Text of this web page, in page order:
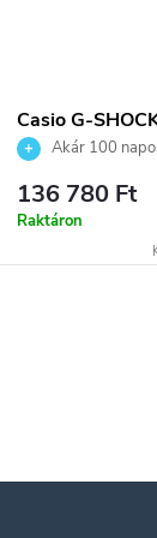
Casio G-
B1000D-3AER
Akár 100
lehetőség.
136 780 Ft
Raktáron